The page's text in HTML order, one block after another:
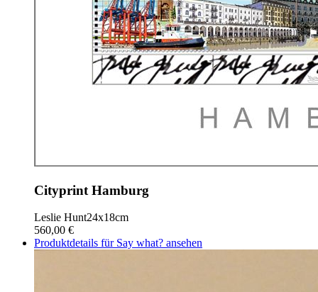
Cityprint Hamburg
Leslie Hunt24x18cm
560,00 €
Produktdetails für Say what? ansehen